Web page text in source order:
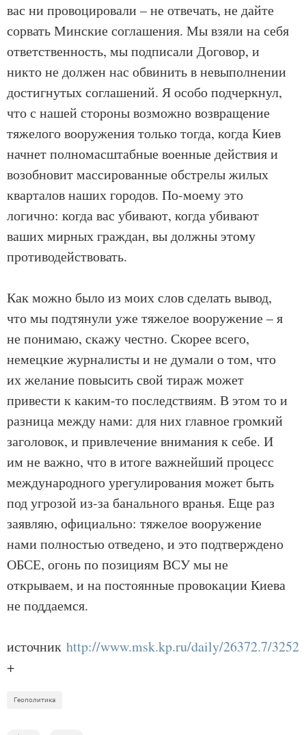
вас ни провоцировали – не отвечать, не дайте
сорвать Минские соглашения. Мы взяли на себя
ответственность, мы подписали Договор, и
никто не должен нас обвинить в невыполнении
достигнутых соглашений. Я особо подчеркнул,
что с нашей стороны возможно возвращение
тяжелого вооружения только тогда, когда Киев
начнет полномасштабные военные действия и
возобновит массированные обстрелы жилых
кварталов наших городов. По-моему это
логично​: когда вас убивают, когда убивают
ваших мирных граждан, вы должны этому
противодействовать.
Как можно было из моих слов сделать вывод,
что мы подтянули уже тяжелое вооружение – я
не понимаю, скажу честно. Скорее всего,
немецкие журналисты и не думали о том, что
их желание повысить свой тираж может
привести к каким​-​то последствиям. В этом то и
разница между нами: для них главное громкий
заголовок, и привлечение внимания к себе. И
им не важно, что в итоге важнейший процесс
международного урегулирования может быть
под угрозой из-за банального вранья. Еще раз
заявляю, официально: тяжелое вооружение
нами полностью отведено, и это подтверждено
ОБСЕ, огонь по позициям ВСУ мы не
открываем, и на постоянные провокации Киева
не поддаемся.
источник http://www.msk.kp.ru/daily/26372.7/
+
Геополитика